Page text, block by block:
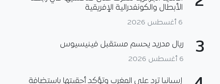
الأبطال والكونفدرالية الإفريقية
6 أغسطس 2026
3 ريال مدريد يحسم مستقبل فينيسيوس
6 أغسطس 2026
إسبانيا ترد على المغرب وتؤكد أحقيتها باستضافة